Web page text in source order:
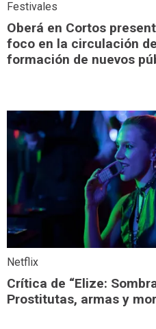
Festivales
Oberá en Cortos
foco en la circulación
formación de nuevos
Netflix
Crítica de “Elize:
Prostitutas, armas y